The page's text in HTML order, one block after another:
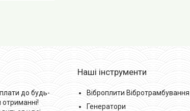
до будь-
отриманні!
Наші інструменти
Віброплити Вібротрамбування
Генератори